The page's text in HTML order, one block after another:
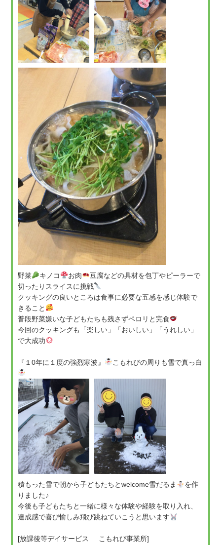
野菜 キノコ お肉
豆腐などの具材を包丁やピーラーで
切ったりスライスに挑戦
クッキングの良いところは食事に必要な五感を感じ体験で
きること
普段野菜嫌いな子どもたちも残さずペロリと完食
今回のクッキングも「楽しい」「おいしい」「うれしい」
で大成功
『１0年に１度の強烈寒波』 こもれびの周りも雪で真っ白
積もった雪で朝から子どもたちとwelcome雪だるま
を作
りました♪
今後も子どもたちと一緒に様々な体験や経験を取り入れ、
達成感で喜び愉しみ飛び跳ねていこうと思います
[放課後等デイサービス こもれび事業所]